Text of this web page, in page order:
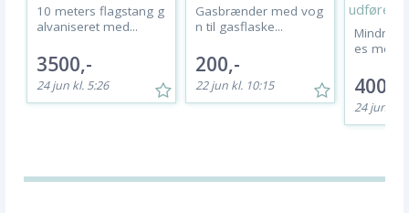
10 meters flagstang g
alvaniseret med...
3500,-
24 jun kl. 5:26
Gasbrænder med vog
n til gasflaske...
200,-
22 jun kl. 10:15
Mindre
es med
400,-
24 jun kl.